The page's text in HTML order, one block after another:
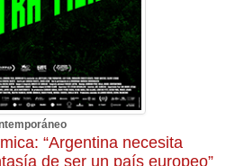
“Argentina necesita
de ser un país europeo”